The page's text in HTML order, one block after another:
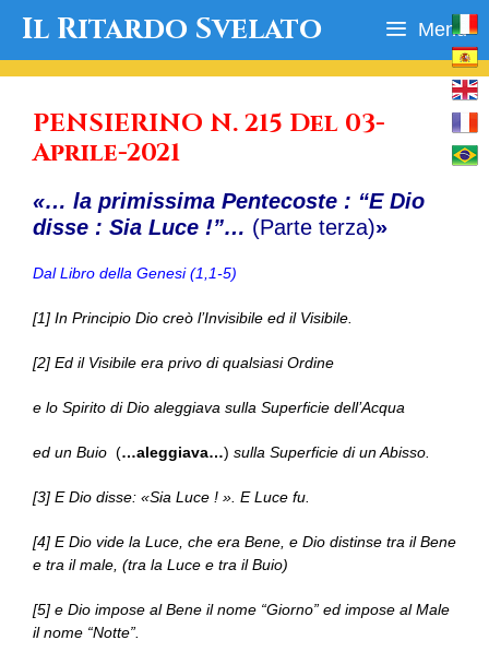
Il Ritardo Svelato Menu
PENSIERINO N. 215 Del 03-
Aprile-2021
«… la primissima Pentecoste : “E Dio
disse : Sia Luce !”… (Parte terza)»
Dal Libro della Genesi (1,1-5)
[1] In Principio Dio creò l’Invisibile ed il Visibile.
[2] Ed il Visibile era privo di qualsiasi Ordine
e lo Spirito di Dio aleggiava sulla Superficie dell’Acqua
ed un Buio (…aleggiava…) sulla Superficie di un Abisso.
[3] E Dio disse: «Sia Luce ! ». E Luce fu.
[4] E Dio vide la Luce, che era Bene, e Dio distinse tra il Bene
e tra il male, (tra la Luce e tra il Buio)
[5] e Dio impose al Bene il nome “Giorno” ed impose al Male
il nome “Notte”.